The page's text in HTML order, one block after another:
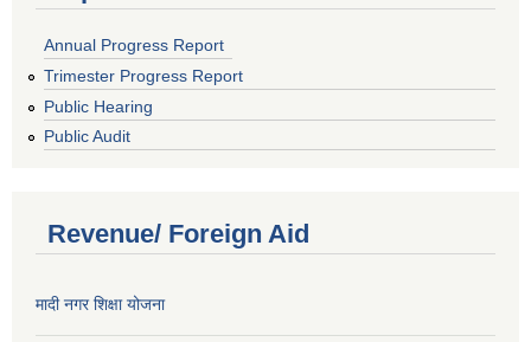
Annual Progress Report
Trimester Progress Report
Public Hearing
Public Audit
Revenue/ Foreign Aid
मादी नगर शिक्षा योजना